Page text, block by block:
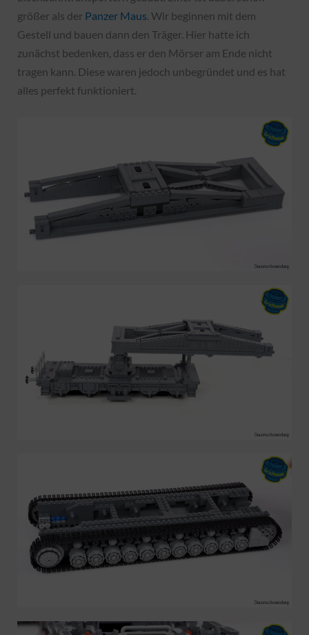
größer als der Panzer Maus . Wir beginnen mit dem
Gestell und bauen dann den Träger. Hier hatte ich
zunächst bedenken, dass er den Mörser am Ende nicht
tragen kann. Diese waren jedoch unbegründet und es hat
alles perfekt funktioniert.